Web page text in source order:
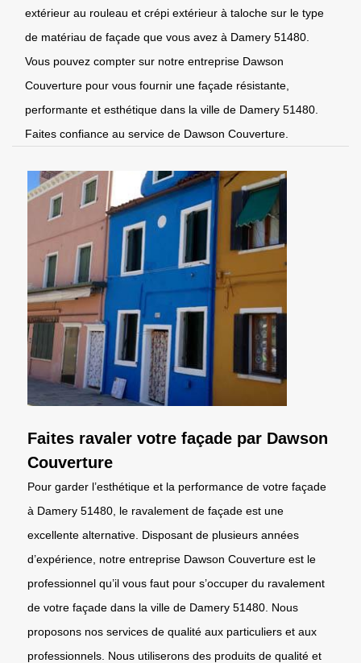
extérieur au rouleau et crépi extérieur à taloche sur le type
de matériau de façade que vous avez à Damery 51480.
Vous pouvez compter sur notre entreprise Dawson
Couverture pour vous fournir une façade résistante,
performante et esthétique dans la ville de Damery 51480.
Faites confiance au service de Dawson Couverture.
Faites ravaler votre façade par Dawson
Couverture
Pour garder l’esthétique et la performance de votre façade
à Damery 51480, le ravalement de façade est une
excellente alternative. Disposant de plusieurs années
d’expérience, notre entreprise Dawson Couverture est le
professionnel qu’il vous faut pour s’occuper du ravalement
de votre façade dans la ville de Damery 51480. Nous
proposons nos services de qualité aux particuliers et aux
professionnels. Nous utiliserons des produits de qualité et